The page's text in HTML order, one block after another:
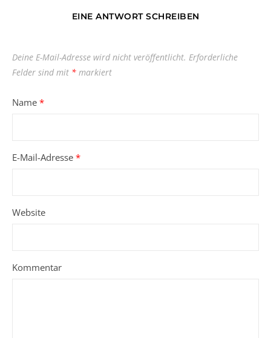
EINE ANTWORT SCHREIBEN
Deine E-Mail-Adresse wird nicht veröffentlicht. Erforderliche
Felder sind mit * markiert
Name *
E-Mail-Adresse *
Website
Kommentar